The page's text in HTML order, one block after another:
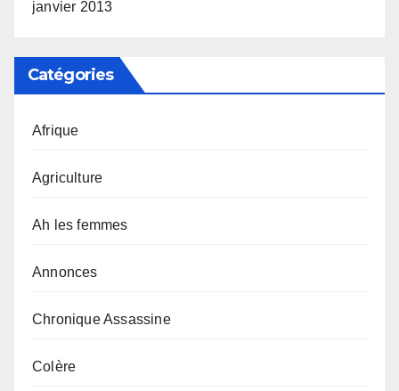
janvier 2013
Catégories
Afrique
Agriculture
Ah les femmes
Annonces
Chronique Assassine
Colère